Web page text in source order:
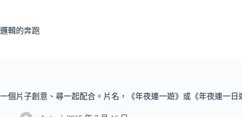
主
邏輯的奔跑
一個片子創意、尋一起配合。片名，《年夜連一遊》或《年夜連一日